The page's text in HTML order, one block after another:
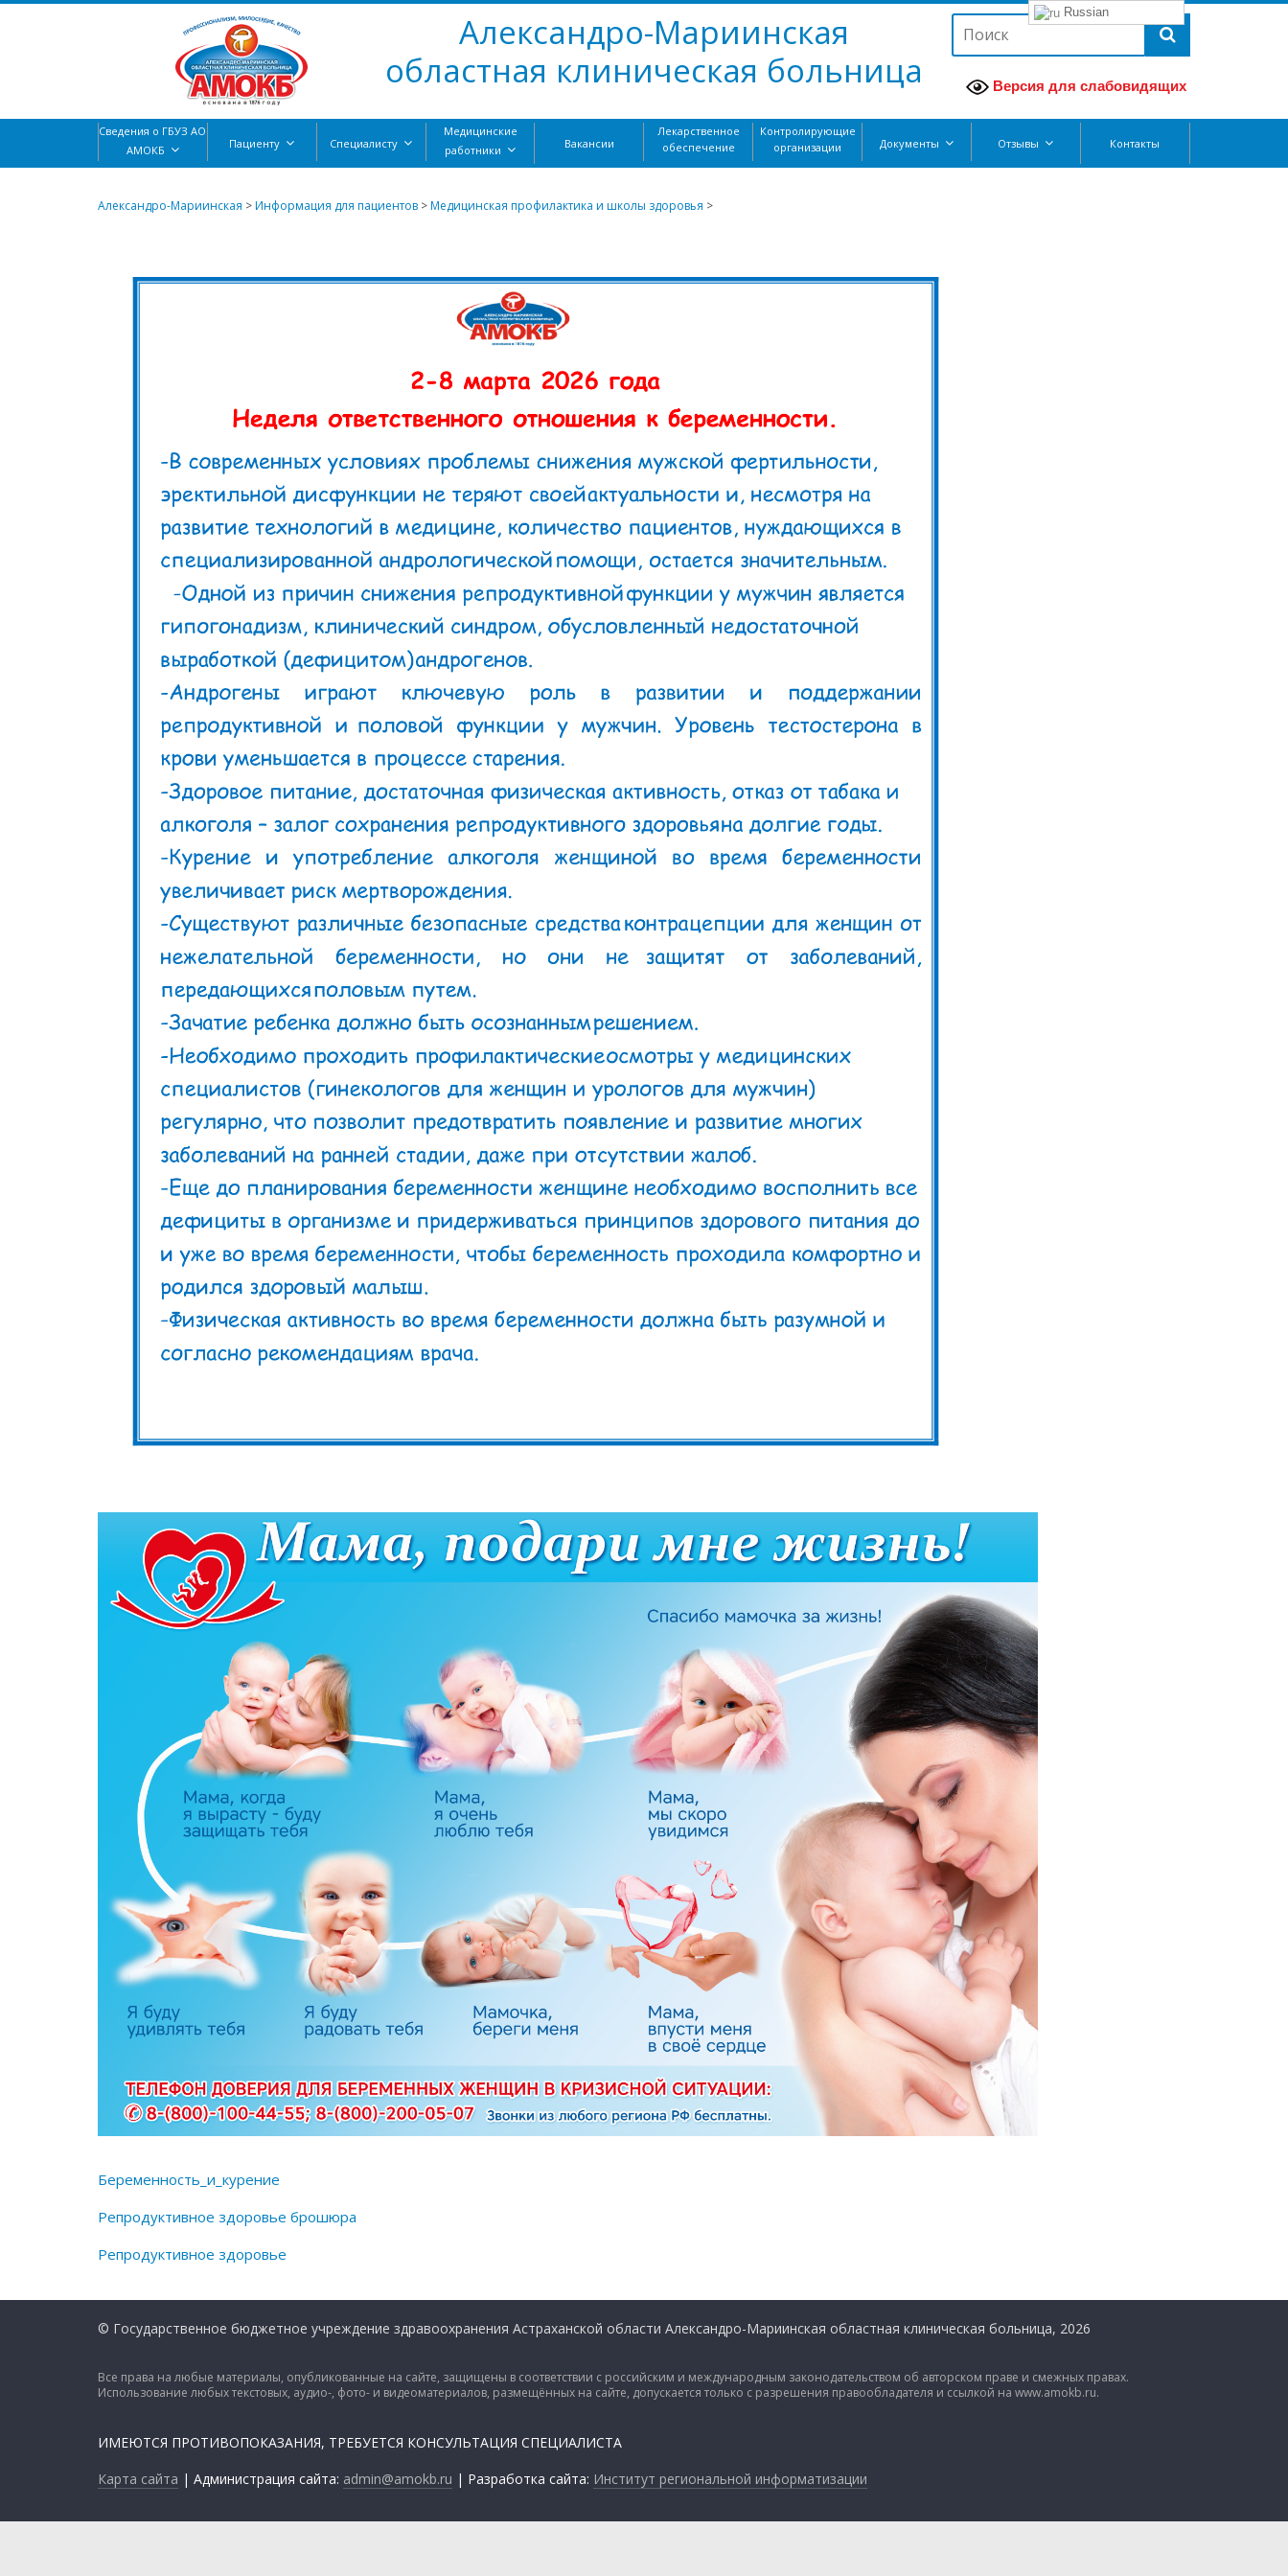
Александро-Мариинская
областная клиническая больница
Версия для слабовидящих
Сведения о ГБУЗ АО
АМОКБ
Пациенту Специалисту
Медицинские
работники
Вакансии
Лекарственное
обеспечение
Контролирующие
организации
Документы Отзывы Контакты
Александро-Мариинская >Информация для пациентов >Медицинская профилактика и школы здоровья >
Беременность_и_курение
Репродуктивное здоровье брошюра
Репродуктивное здоровье
© Государственное бюджетное учреждение здравоохранения Астраханской области Александро-Мариинская областная клиническая больница, 2026
Все права на любые материалы, опубликованные на сайте, защищены в соответствии с российским и международным законодательством об авторском праве и смежных правах.
Использование любых текстовых, аудио-, фото- и видеоматериалов, размещённых на сайте, допускается только с разрешения правообладателя и ссылкой на www.amokb.ru.
ИМЕЮТСЯ ПРОТИВОПОКАЗАНИЯ, ТРЕБУЕТСЯ КОНСУЛЬТАЦИЯ СПЕЦИАЛИСТА
Карта сайта | Администрация сайта: admin@amokb.ru | Разработка сайта: Институт региональной информатизации
Russian